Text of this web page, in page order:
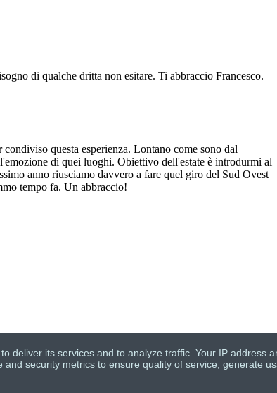
deliver its services and to analyze traffic. Your IP address
security metrics to ensure quality of service, generate